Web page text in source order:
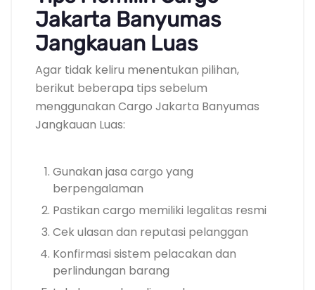
Jakarta Banyumas
Jangkauan Luas
Agar tidak keliru menentukan pilihan,
berikut beberapa tips sebelum
menggunakan Cargo Jakarta Banyumas
Jangkauan Luas:
Gunakan jasa cargo yang
berpengalaman
Pastikan cargo memiliki legalitas resmi
Cek ulasan dan reputasi pelanggan
Konfirmasi sistem pelacakan dan
perlindungan barang